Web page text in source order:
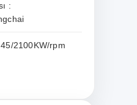
:
45/2100KW/rpm